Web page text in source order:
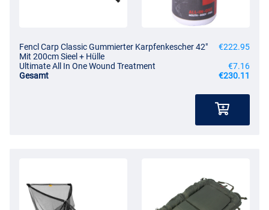
Fencl Carp Classic Gummierter Karpfenkescher 42"
Mit 200cm Sieel + Hülle
€222.95
Ultimate All In One Wound Treatment
€7.16
Gesamt
€230.11